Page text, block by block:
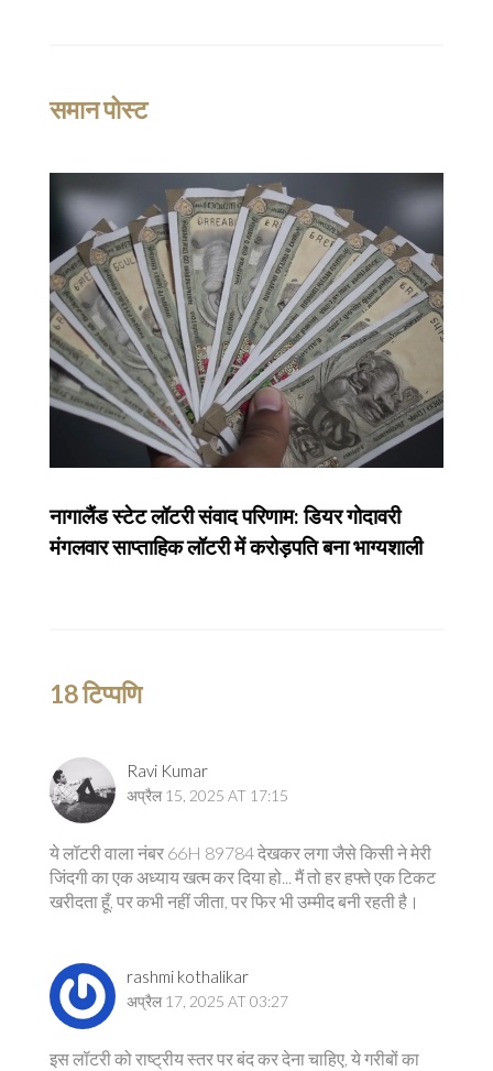
समान पोस्ट
नागालैंड स्टेट लॉटरी संवाद परिणाम: डियर गोदावरी
मंगलवार साप्ताहिक लॉटरी में करोड़पति बना भाग्यशाली
18 टिप्पणि
Ravi Kumar
अप्रैल 15, 2025 AT 17:15
ये लॉटरी वाला नंबर 66H 89784 देखकर लगा जैसे किसी ने मेरी
जिंदगी का एक अध्याय खत्म कर दिया हो... मैं तो हर हफ्ते एक टिकट
खरीदता हूँ, पर कभी नहीं जीता, पर फिर भी उम्मीद बनी रहती है।
rashmi kothalikar
अप्रैल 17, 2025 AT 03:27
इस लॉटरी को राष्ट्रीय स्तर पर बंद कर देना चाहिए, ये गरीबों का